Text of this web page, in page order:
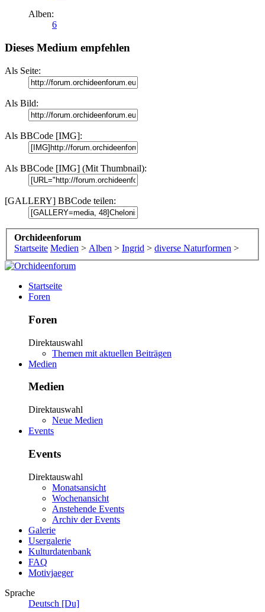
Alben:
6
Dieses Medium empfehlen
Als Seite:
Als Bild:
Als BBCode [IMG]:
Als BBCode [IMG] (Mit Thumbnail):
[GALLERY] BBCode teilen:
Orchideenforum
Startseite Medien > Alben > Ingrid > diverse Naturformen >
Startseite
Foren
Foren
Direktauswahl
Themen mit aktuellen Beiträgen
Medien
Medien
Direktauswahl
Neue Medien
Events
Events
Direktauswahl
Monatsansicht
Wochenansicht
Anstehende Events
Archiv der Events
Galerie
Usergalerie
Kulturdatenbank
FAQ
Motivjaeger
Sprache
Deutsch [Du]